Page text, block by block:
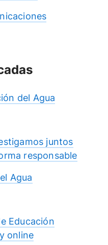
del Agua
juntos
responsable
Agua
Educación
online